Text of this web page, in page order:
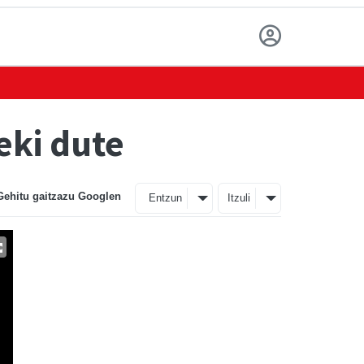
dute
gaitzazu Googlen Entzun Itzuli